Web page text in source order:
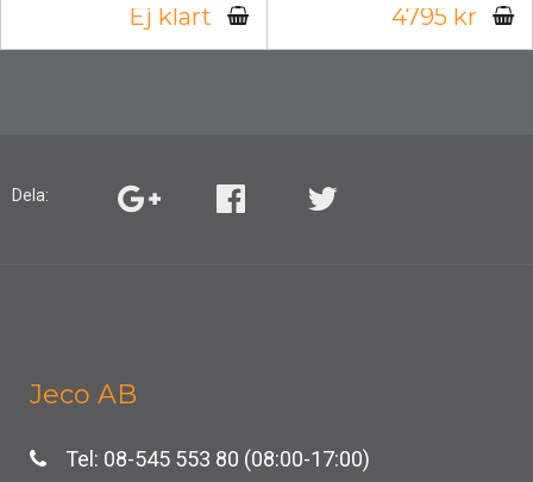
Ej klart 4795 kr
Dela:
Jeco AB
Tel: 08-545 553 80 (08:00-17:00)